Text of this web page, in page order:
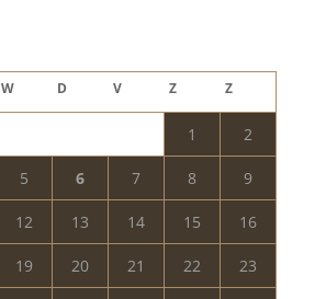
W D V Z Z
1 2
5 6 7 8 9
12 13 14 15 16
19 20 21 22 23